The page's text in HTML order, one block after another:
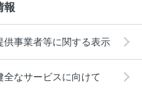
報
供事業者等に関する表示
全なサービスに向けて